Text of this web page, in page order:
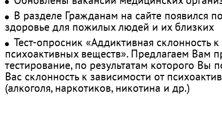
В разделе Гражданам на сайте появился
здоровье для пожилых людей и их близких
Тест-опросник «Аддиктивная склонность
психоактивных веществ». Предлагаем Вам
тестирование, по результатам которого Вы
Вас склонность к зависимости от
(алкоголя, наркотиков, никотина и др.)